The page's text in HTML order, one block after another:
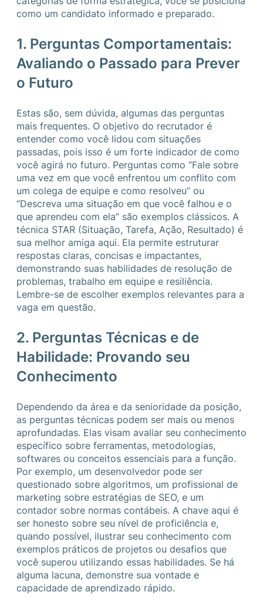
como um candidato informado e preparado.
1. Perguntas Comportamentais:
Avaliando o Passado para Prever
o Futuro
Estas são, sem dúvida, algumas das perguntas
mais frequentes. O objetivo do recrutador é
entender como você lidou com situações
passadas, pois isso é um forte indicador de como
você agirá no futuro. Perguntas como “Fale sobre
uma vez em que você enfrentou um conflito com
um colega de equipe e como resolveu” ou
“Descreva uma situação em que você falhou e o
que aprendeu com ela” são exemplos clássicos. A
técnica STAR (Situação, Tarefa, Ação, Resultado) é
sua melhor amiga aqui. Ela permite estruturar
respostas claras, concisas e impactantes,
demonstrando suas habilidades de resolução de
problemas, trabalho em equipe e resiliência.
Lembre-se de escolher exemplos relevantes para a
vaga em questão.
2. Perguntas Técnicas e de
Habilidade: Provando seu
Conhecimento
Dependendo da área e da senioridade da posição,
as perguntas técnicas podem ser mais ou menos
aprofundadas. Elas visam avaliar seu conhecimento
específico sobre ferramentas, metodologias,
softwares ou conceitos essenciais para a função.
Por exemplo, um desenvolvedor pode ser
questionado sobre algoritmos, um profissional de
marketing sobre estratégias de SEO, e um
contador sobre normas contábeis. A chave aqui é
ser honesto sobre seu nível de proficiência e,
quando possível, ilustrar seu conhecimento com
exemplos práticos de projetos ou desafios que
você superou utilizando essas habilidades. Se há
alguma lacuna, demonstre sua vontade e
capacidade de aprendizado rápido.